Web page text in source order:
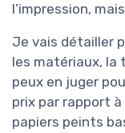
l’impression,
Je vais détailler
les matériaux, la
peux en juger
prix par rapport à
papiers peints